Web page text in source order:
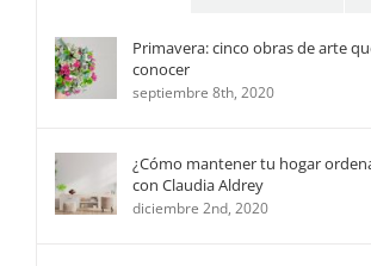
Primavera: cinco obras de arte
conocer
septiembre 8th, 2020
¿Cómo mantener tu hogar
con Claudia Aldrey
diciembre 2nd, 2020